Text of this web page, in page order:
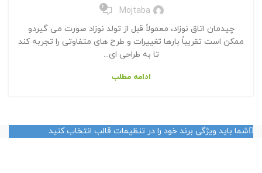
Mojtaba
2
چیدمان اتاق نوزاد، معمولاً قبل از تولد نوزاد صورت می گیردو
ممکن است تقریباً بارها تغییرات و طرح های متفاوتی را تجربه کند
تا به طراحی ای...
ادامه مطلب
شما باید ویژگی برند خود را در تنظیمات قالب انتخاب کنید